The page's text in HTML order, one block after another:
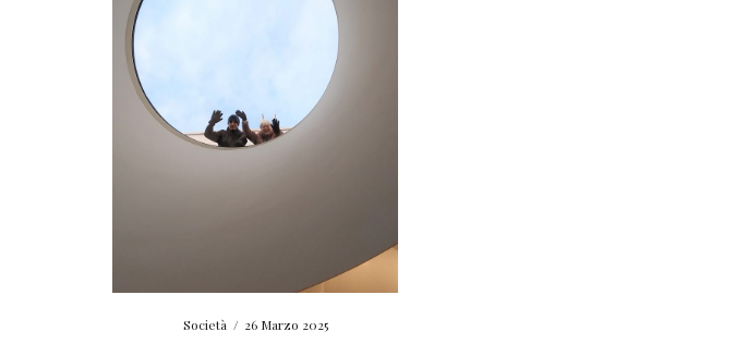
Società / 26 Marzo 2025